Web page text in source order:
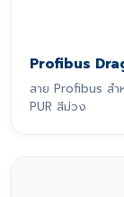
Profibus
สาย Profibus สำ
PUR สีม่วง